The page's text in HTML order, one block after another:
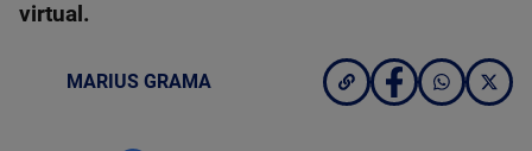
virtual.
MARIUS GRAMA